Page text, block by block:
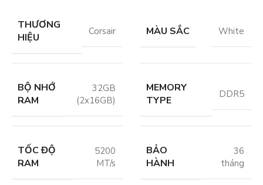
THƯƠNG
HIỆU
Corsair MÀU SẮC White
BỘ NHỚ
RAM
32GB
(2x16GB)
MEMORY
TYPE
DDR5
TỐC ĐỘ
RAM
5200
MT/s
BẢO
HÀNH
36
tháng